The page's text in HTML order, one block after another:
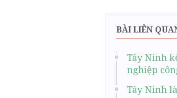
BÀI LIÊN
Tây Ninh
nghiệp
Tây Ninh